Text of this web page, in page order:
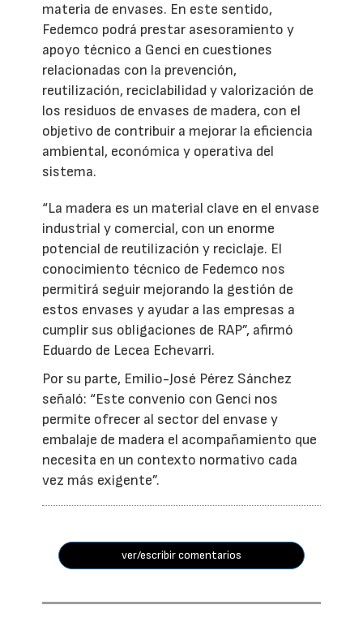
materia de envases. En este sentido,
Fedemco podrá prestar asesoramiento y
apoyo técnico a Genci en cuestiones
relacionadas con la prevención,
reutilización, reciclabilidad y valorización de
los residuos de envases de madera, con el
objetivo de contribuir a mejorar la eficiencia
ambiental, económica y operativa del
sistema.
“La madera es un material clave en el envase
industrial y comercial, con un enorme
potencial de reutilización y reciclaje. El
conocimiento técnico de Fedemco nos
permitirá seguir mejorando la gestión de
estos envases y ayudar a las empresas a
cumplir sus obligaciones de RAP”, afirmó
Eduardo de Lecea Echevarri.
Por su parte, Emilio-José Pérez Sánchez
señaló: “Este convenio con Genci nos
permite ofrecer al sector del envase y
embalaje de madera el acompañamiento que
necesita en un contexto normativo cada
vez más exigente”.
ver/escribir comentarios